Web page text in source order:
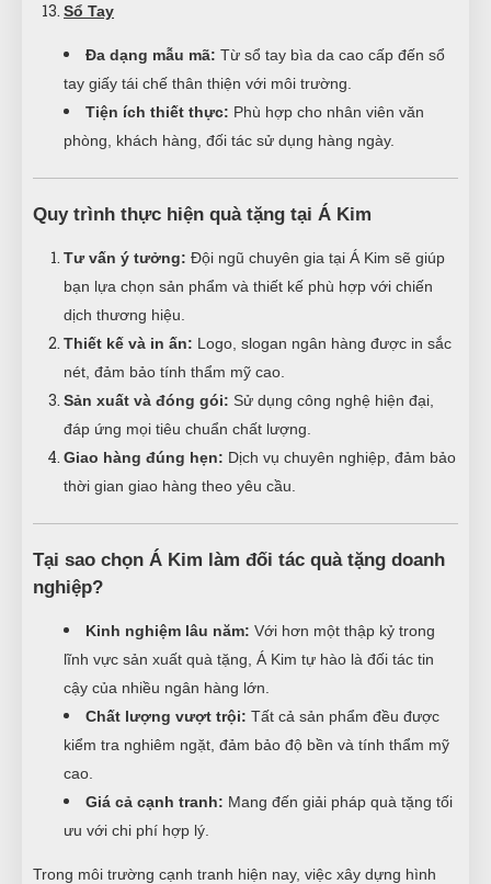
Sổ Tay
Đa dạng mẫu mã: Từ sổ tay bìa da cao cấp đến sổ
tay giấy tái chế thân thiện với môi trường.
Tiện ích thiết thực: Phù hợp cho nhân viên văn
phòng, khách hàng, đối tác sử dụng hàng ngày.
Quy trình thực hiện quà tặng tại Á Kim
Tư vấn ý tưởng: Đội ngũ chuyên gia tại Á Kim sẽ giúp
bạn lựa chọn sản phẩm và thiết kế phù hợp với chiến
dịch thương hiệu.
Thiết kế và in ấn: Logo, slogan ngân hàng được in sắc
nét, đảm bảo tính thẩm mỹ cao.
Sản xuất và đóng gói: Sử dụng công nghệ hiện đại,
đáp ứng mọi tiêu chuẩn chất lượng.
Giao hàng đúng hẹn: Dịch vụ chuyên nghiệp, đảm bảo
thời gian giao hàng theo yêu cầu.
Tại sao chọn Á Kim làm đối tác quà tặng doanh
nghiệp?
Kinh nghiệm lâu năm: Với hơn một thập kỷ trong
lĩnh vực sản xuất quà tặng, Á Kim tự hào là đối tác tin
cậy của nhiều ngân hàng lớn.
Chất lượng vượt trội: Tất cả sản phẩm đều được
kiểm tra nghiêm ngặt, đảm bảo độ bền và tính thẩm mỹ
cao.
Giá cả cạnh tranh: Mang đến giải pháp quà tặng tối
ưu với chi phí hợp lý.
Trong môi trường cạnh tranh hiện nay, việc xây dựng hình